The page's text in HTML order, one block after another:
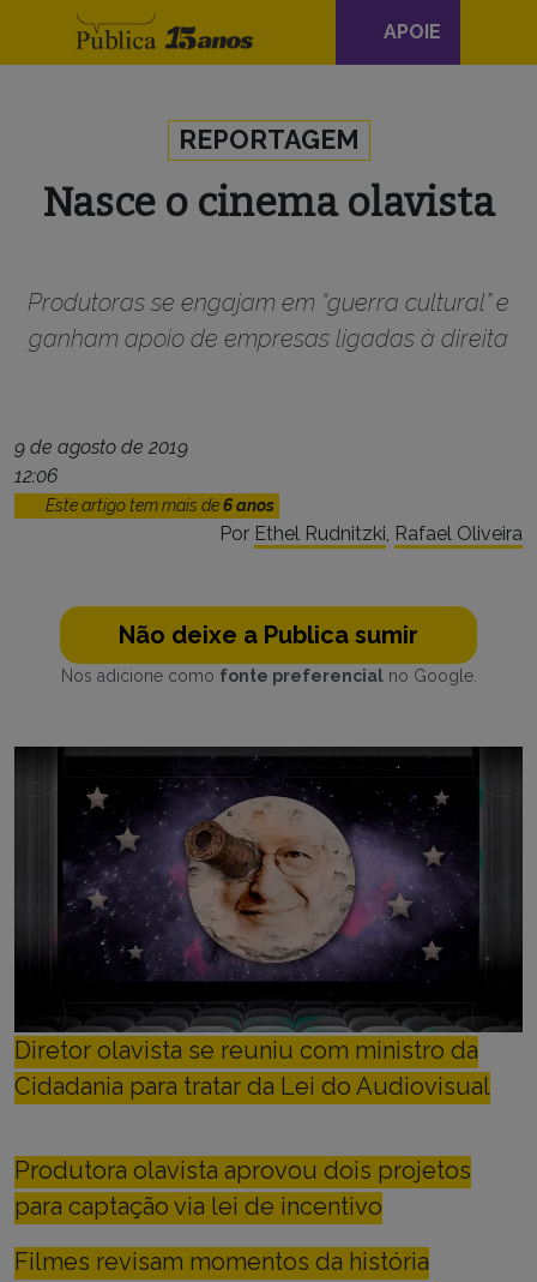
Navegação
principal
APOIE
REPORTAGEM
Nasce o cinema olavista
Produtoras se engajam em “guerra cultural” e
ganham apoio de empresas ligadas à direita
9 de agosto de 2019
12:06
Este artigo tem mais de6 anos
Por Ethel Rudnitzki, Rafael Oliveira
Não deixe a Publica sumir
Nos adicione como fonte preferencialno Google.
Diretor olavista se reuniu com ministro da
Cidadania para tratar da Lei do Audiovisual
Produtora olavista aprovou dois projetos
para captação via lei de incentivo
Filmes revisam momentos da história